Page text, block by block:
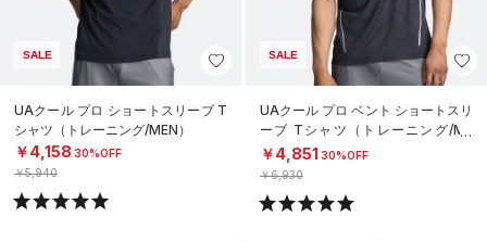
SALE
UAクール プロ ショートスリーブ T
シャツ（トレーニング/MEN）
￥4,158 30%OFF
￥5,940
SALE
UAクール プロ ベント ショートスリ
ーブ Tシャツ（トレーニング/ME
N）
￥4,851 30%OFF
￥6,930